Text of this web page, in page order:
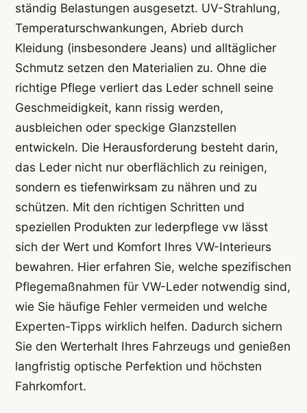
ständig Belastungen ausgesetzt. UV-Strahlung,
Temperaturschwankungen, Abrieb durch
Kleidung (insbesondere Jeans) und alltäglicher
Schmutz setzen den Materialien zu. Ohne die
richtige Pflege verliert das Leder schnell seine
Geschmeidigkeit, kann rissig werden,
ausbleichen oder speckige Glanzstellen
entwickeln. Die Herausforderung besteht darin,
das Leder nicht nur oberflächlich zu reinigen,
sondern es tiefenwirksam zu nähren und zu
schützen. Mit den richtigen Schritten und
speziellen Produkten zur lederpflege vw lässt
sich der Wert und Komfort Ihres VW-Interieurs
bewahren. Hier erfahren Sie, welche spezifischen
Pflegemaßnahmen für VW-Leder notwendig sind,
wie Sie häufige Fehler vermeiden und welche
Experten-Tipps wirklich helfen. Dadurch sichern
Sie den Werterhalt Ihres Fahrzeugs und genießen
langfristig optische Perfektion und höchsten
Fahrkomfort.